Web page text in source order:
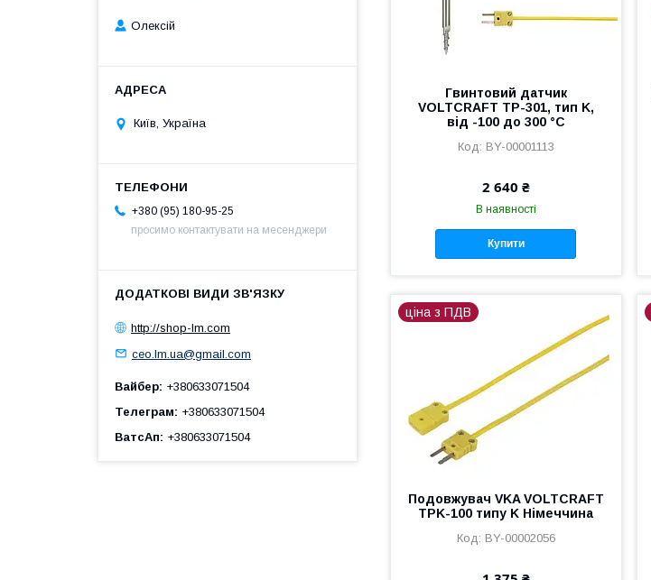
Гвинтовий датчик
VOLTCRAFT TP-301, тип K,
від -100 до 300 °C
BY-00001113
2 640 ₴
В наявності
Купити
ціна з ПДВ
Подовжувач VKA VOLTCRAFT
TPK-100 типу K Німеччина
BY-00002056
Олексій
Київ, Україна
+380 (95) 180-95-25
просимо контактувати на месенджери
http://shop-lm.com
ceo.lm.ua@gmail.com
Вайбер +380633071504
Телеграм
+380633071504
ВатсАп
+380633071504